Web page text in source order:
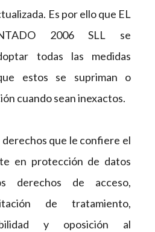
Es por ello que EL
2006 SLL se
todas las medidas
estos se supriman o
cuando sean inexactos.
que le confiere el
en protección de datos
derechos de acceso,
de tratamiento,
y oposición al